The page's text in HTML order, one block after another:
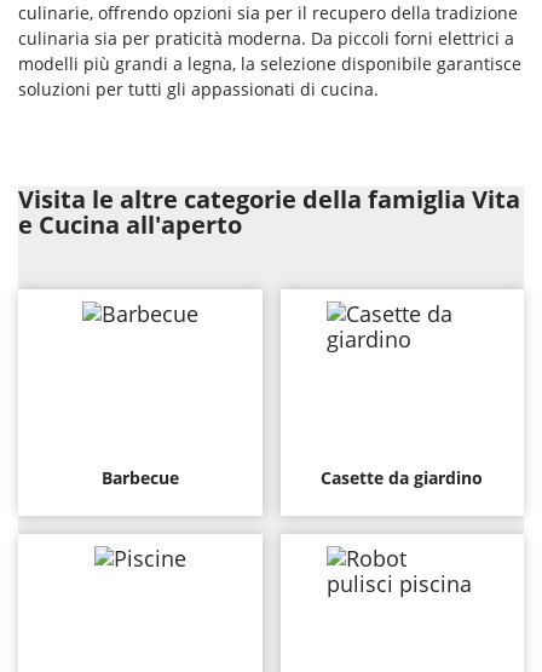
culinarie, offrendo opzioni sia per il recupero della tradizione
culinaria sia per praticità moderna. Da piccoli forni elettrici a
modelli più grandi a legna, la selezione disponibile garantisce
soluzioni per tutti gli appassionati di cucina.
Visita le altre categorie della famiglia Vita
e Cucina all'aperto
Barbecue Casette da giardino